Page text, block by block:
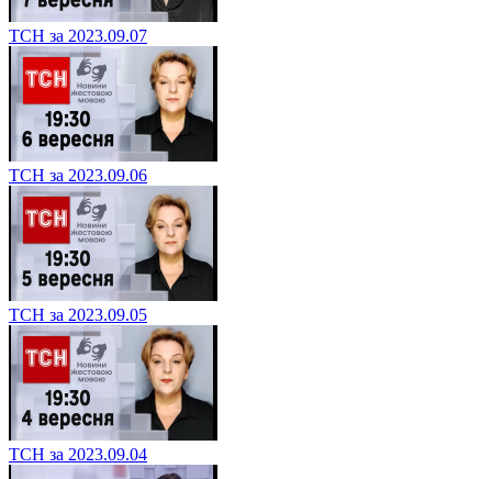
ТСН за 2023.09.07
ТСН за 2023.09.06
ТСН за 2023.09.05
ТСН за 2023.09.04